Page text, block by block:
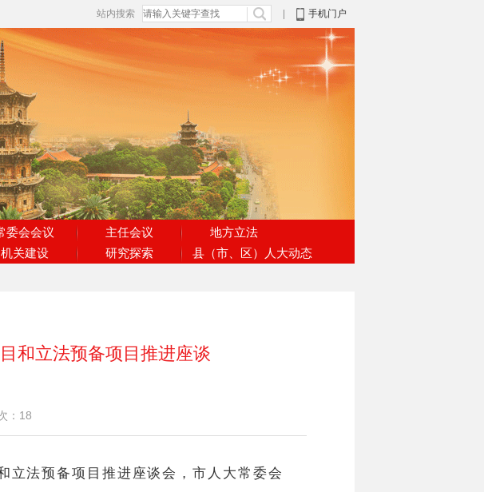
站内搜索 手机门户
委会会议 主任会议
地方立法
机关建设 研究探索 县（市、区）人大动态
和立法预备项目推进座谈
：18
立法预备项目推进座谈会，市人大常委会